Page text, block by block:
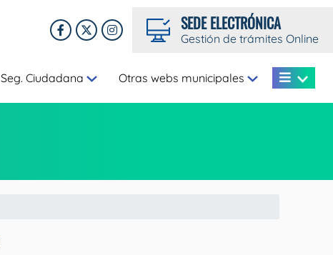
SEDE ELECTRÓNICA
Gestión de trámites Online
Seg. Ciudadana Otras webs municipales